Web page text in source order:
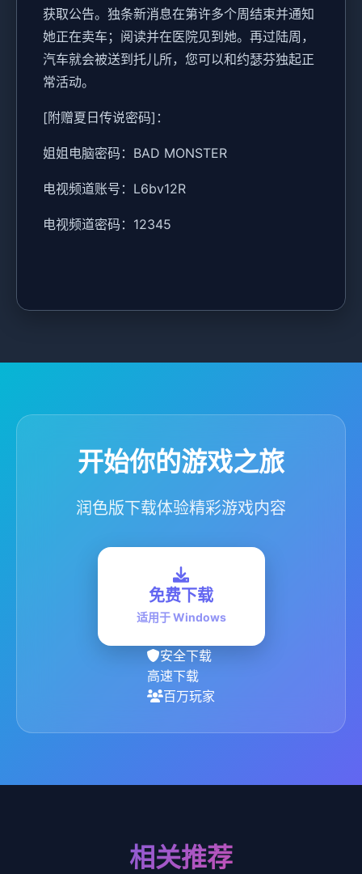
获取公告。独条新消息在第许多个周结束并通知
她正在卖车；阅读并在医院见到她。再过陆周，
汽车就会被送到托儿所，您可以和约瑟芬独起正
常活动。
[附赠夏日传说密码]：
姐姐电脑密码：BAD MONSTER
电视频道账号：L6bv12R
电视频道密码：12345
开始你的游戏之旅
润色版下载体验精彩游戏内容
免费下载
适用于 Windows
安全下载
高速下载
百万玩家
相关推荐